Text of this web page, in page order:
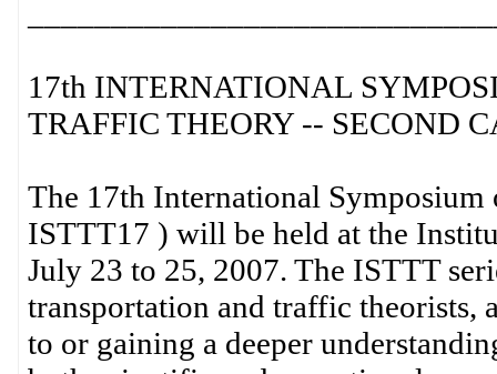
17th INTERNATIONAL
TRAFFIC THEORY -- SECOND
The 17th International
ISTTT17 ) will be held at the
July 23 to 25, 2007. The ISTTT
transportation and traffic theorists,
to or gaining a deeper